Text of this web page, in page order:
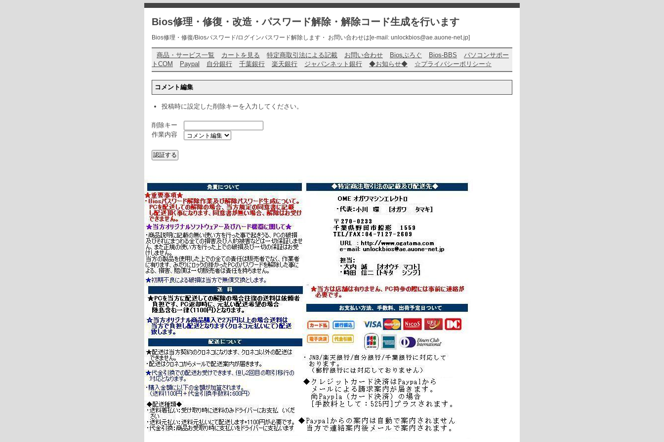
Bios修理・修復・改造・パスワード解除・解除コード生成を行います
Bios修理・修復/Biosパスワード/ログインパスワード解除します・ お問い合わせは[e-mail: unlockbios@ae.auone-net.jp]
商品・サービス一覧 カートを見る 特定商取引法による記載 お問い合わせ Biosぶろぐ Bios-BBS
パソコンサポー
トCOM
Paypal 自分銀行 千葉銀行 楽天銀行 ジャパンネット銀行 ◆お知らせ◆ ☆プライバシーポリシー☆
コメント編集
投稿時に設定した削除キーを入力してください。
削除キー
作業内容